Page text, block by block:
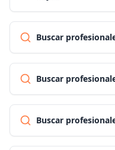
Buscar
Buscar
Buscar